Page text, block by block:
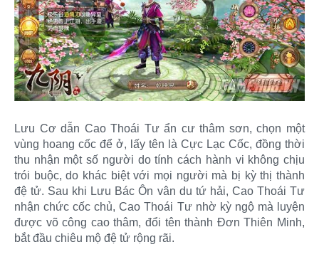
Lưu Cơ dẫn Cao Thoái Tư ẩn cư thâm sơn, chọn một
vùng hoang cốc để ở, lấy tên là Cực Lạc Cốc, đồng thời
thu nhận một số người do tính cách hành vi không chịu
trói buộc, do khác biệt với mọi người mà bị kỳ thị thành
đệ tử. Sau khi Lưu Bác Ôn vân du tứ hải, Cao Thoái Tư
nhận chức cốc chủ, Cao Thoái Tư nhờ kỳ ngộ mà luyện
được võ công cao thâm, đổi tên thành Đơn Thiên Minh,
bắt đầu chiêu mộ đệ tử rộng rãi.